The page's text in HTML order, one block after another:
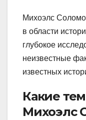
Михоэлс
в области
глубокое
неизвестные
известных
Какие
Михоэлс